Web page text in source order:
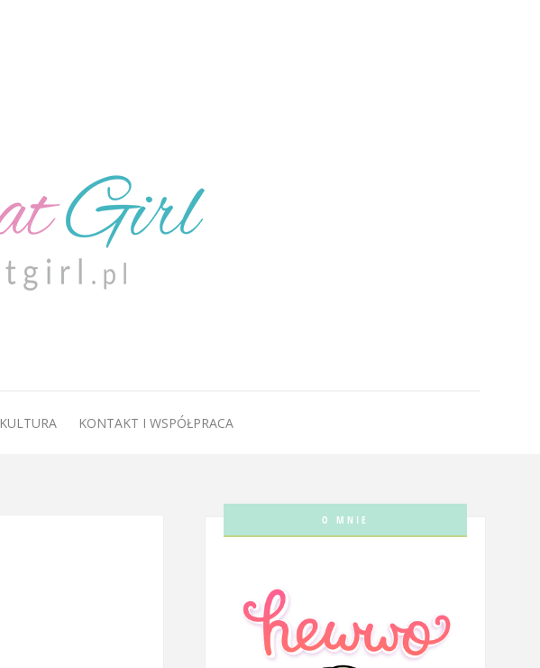
KULTURA KONTAKT I WSPÓŁPRACA
O MNIE